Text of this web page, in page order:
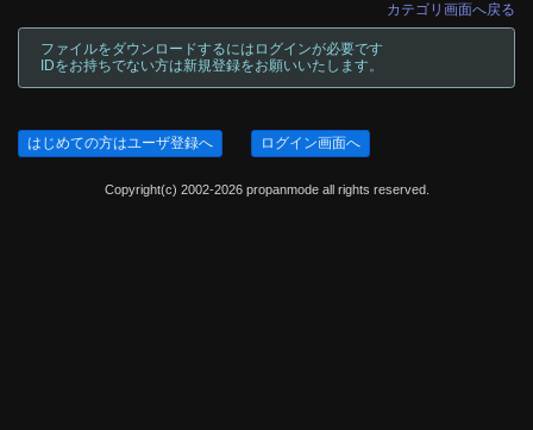
カテゴリ画面へ戻る
ファイルをダウンロードするにはログインが必要です
IDをお持ちでない方は新規登録をお願いいたします。
はじめての方はユーザ登録へ ログイン画面へ
Copyright(c) 2002-2026 propanmode all rights reserved.